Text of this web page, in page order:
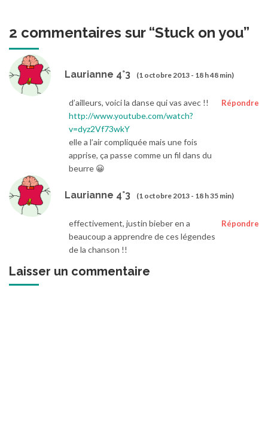
2 commentaires sur “Stuck on you”
Laurianne 4°3 (1 octobre 2013 - 18 h 48 min)
Répondre
d’ailleurs, voici la danse qui vas avec !!
http://www.youtube.com/watch?
v=dyz2Vf73wkY
elle a l’air compliquée mais une fois
apprise, ça passe comme un fil dans du
beurre 😀
Laurianne 4°3 (1 octobre 2013 - 18 h 35 min)
Répondre
effectivement, justin bieber en a
beaucoup a apprendre de ces légendes
de la chanson !!
Laisser un commentaire